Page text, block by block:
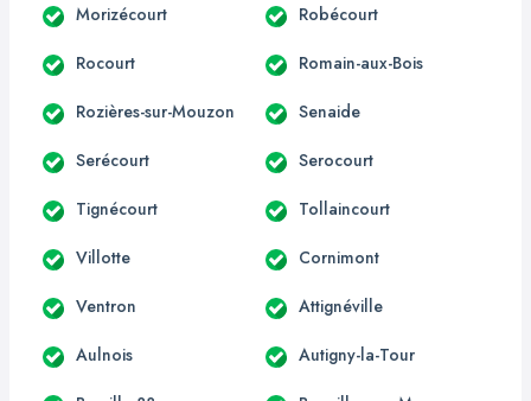
Morizécourt Robécourt
Rocourt Romain-aux-Bois
Rozières-sur-Mouzon Senaide
Serécourt Serocourt
Tignécourt Tollaincourt
Villotte Cornimont
Ventron Attignéville
Aulnois Autigny-la-Tour